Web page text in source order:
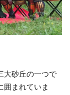
大砂丘の一つで
囲まれていま